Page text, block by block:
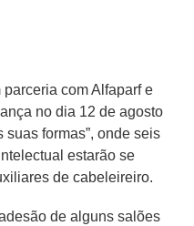
com Alfaparf e
no dia 12 de agosto
suas formas”, onde seis
estarão se
de cabeleireiro.
de alguns salões